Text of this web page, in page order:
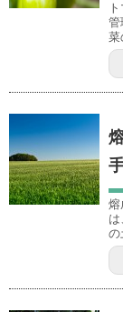
管
菜
熔
の